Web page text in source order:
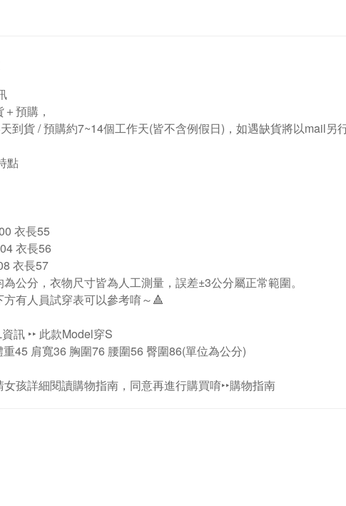
預購，
到貨 / 預購約7~14個工作天(皆不含例假日)，如遇缺貨將以mail另行
點
衣長55
衣長56
衣長57
公分，衣物尺寸皆為人工測量，誤差±3公分屬正常範圍。
方有人員試穿表可以參考唷～🔺
訊 ‣‣ 此款Model穿S
45 肩寬36 胸圍76 腰圍56 臀圍86(單位為公分)
孩詳細閱讀購物指南，同意再進行購買唷‣‣購物指南